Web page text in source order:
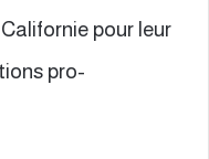
pour leur
pro-